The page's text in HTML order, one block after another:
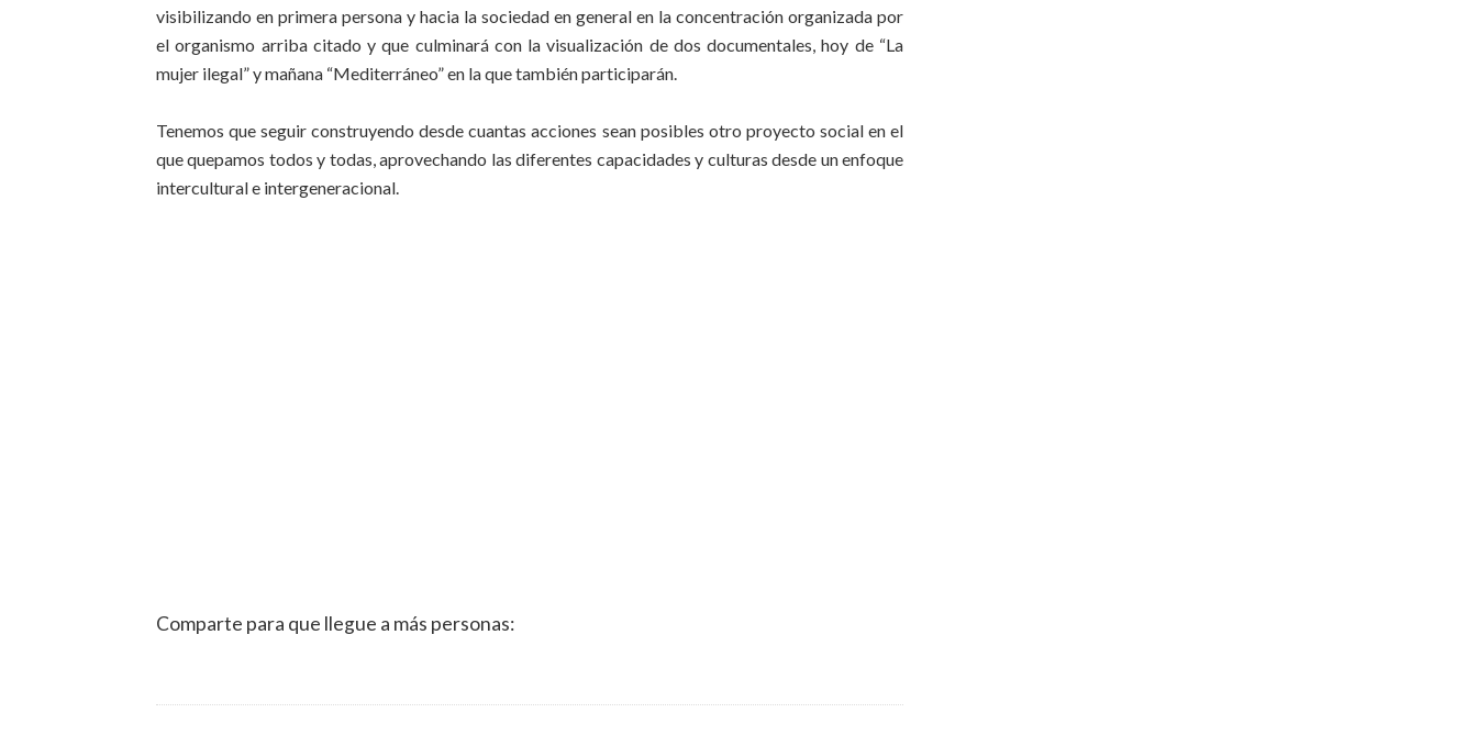
visibilizando en primera persona y hacia la sociedad en general en la concentración organizada por
el organismo arriba citado y que culminará con la visualización de dos documentales, hoy de “La
mujer ilegal” y mañana “Mediterráneo” en la que también participarán.
Tenemos que seguir construyendo desde cuantas acciones sean posibles otro proyecto social en el
que quepamos todos y todas, aprovechando las diferentes capacidades y culturas desde un enfoque
intercultural e intergeneracional.
Comparte para que llegue a más personas: